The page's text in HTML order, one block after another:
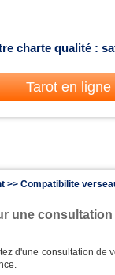
charte qualité :
Tarot en ligne
>> Compatibilite
une
d'une consultation de